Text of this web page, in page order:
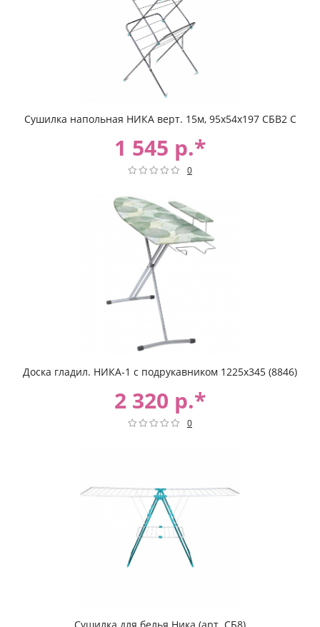
Сушилка напольная НИКА верт. 15м, 95х54х197 СБВ2 С
1 545 р.*
0
Доска гладил. НИКА-1 с подрукавником 1225х345 (8846)
2 320 р.*
0
Сушилка для белья Ника (арт. СБ8)